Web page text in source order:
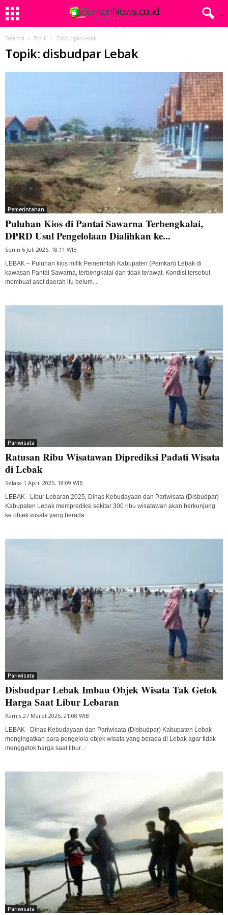
Beranda Topik Disbudpar Lebak
Topik: disbudpar Lebak
Pemerintahan
Puluhan Kios di Pantai Sawarna Terbengkalai,
DPRD Usul Pengelolaan Dialihkan ke...
Senin 6 Juli 2026, 18:11 WIB
LEBAK – Puluhan kios milik Pemerintah Kabupaten (Pemkan) Lebak di
kawasan Pantai Sawarna, terbengkalai dan tidak terawat. Kondisi tersebut
membuat aset daerah itu belum...
Pariwisata
Ratusan Ribu Wisatawan Diprediksi Padati Wisata
di Lebak
Selasa 1 April 2025, 18:09 WIB
LEBAK - Libur Lebaran 2025, Dinas Kebudayaan dan Pariwisata (Disbudpar)
Kabupaten Lebak memprediksi sekitar 300 ribu wisatawan akan berkunjung
ke objek wisata yang berada...
Pariwisata
Disbudpar Lebak Imbau Objek Wisata Tak Getok
Harga Saat Libur Lebaran
Kamis 27 Maret 2025, 21:08 WIB
LEBAK - Dinas Kebudayaan dan Pariwisata (Disbudpar) Kabupaten Lebak
mengingatkan para pengelola objek wisata yang berada di Lebak agar tidak
menggetok harga saat libur...
Pariwisata